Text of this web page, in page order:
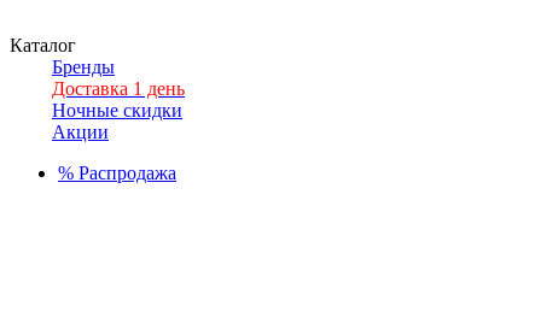
Каталог
Бренды
Доставка 1 день
Ночные скидки
Акции
% Распродажа